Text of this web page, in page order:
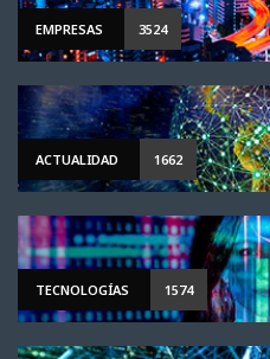
EMPRESAS 3524
ACTUALIDAD 1662
TECNOLOGÍAS 1574